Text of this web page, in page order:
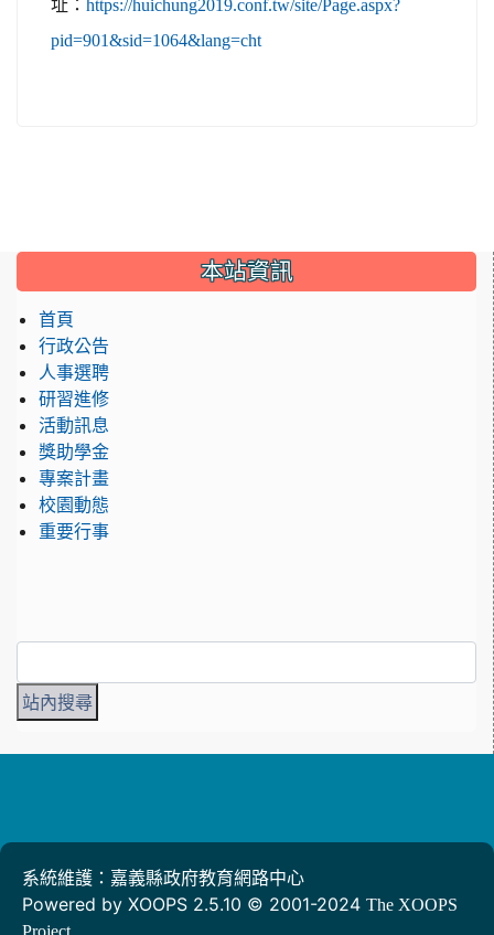
址： https://huichung2019.conf.tw/site/Page.aspx?
pid=901&sid=1064&lang=cht
::: 本站資訊
首頁
行政公告
人事選聘
研習進修
活動訊息
獎助學金
專案計畫
校園動態
重要行事
系統維護：嘉義縣政府教育網路中心
Powered by XOOPS 2.5.10 © 2001-2024 The XOOPS
Project